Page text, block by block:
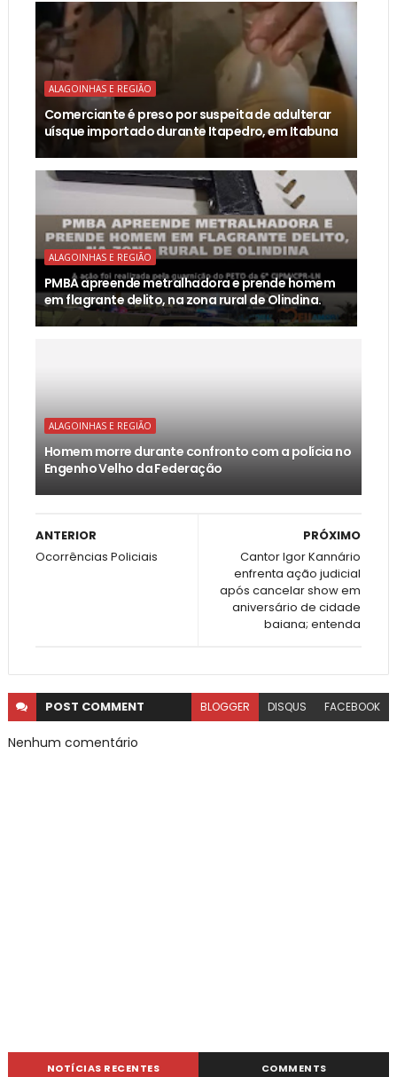
ALAGOINHAS E REGIÃO
Comerciante é preso por suspeita de adulterar
uísque importado durante Itapedro, em Itabuna
ALAGOINHAS E REGIÃO
PMBA apreende metralhadora e prende homem
em flagrante delito, na zona rural de Olindina.
ALAGOINHAS E REGIÃO
Homem morre durante confronto com a polícia no
Engenho Velho da Federação
PRÓXIMO
Cantor Igor Kannário
enfrenta ação judicial
após cancelar show em
aniversário de cidade
baiana; entenda
ANTERIOR
Ocorrências Policiais
POST COMMENT BLOGGER DISQUS FACEBOOK
Nenhum comentário
NOTÍCIAS RECENTES COMMENTS